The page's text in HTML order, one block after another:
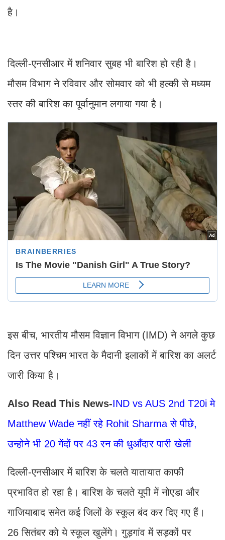
है।
दिल्ली-एनसीआर में शनिवार सुबह भी बारिश हो रही है।
मौसम विभाग ने रविवार और सोमवार को भी हल्की से मध्यम
स्तर की बारिश का पूर्वानुमान लगाया गया है।
इस बीच, भारतीय मौसम विज्ञान विभाग (IMD) ने अगले कुछ
दिन उत्तर पश्चिम भारत के मैदानी इलाकों में बारिश का अलर्ट
जारी किया है।
Also Read This News-IND vs AUS 2nd T20i मे
Matthew Wade नहीं रहे Rohit Sharma से पीछे,
उन्होने भी 20 गेंदों पर 43 रन की धुआँदार पारी खेली
दिल्ली-एनसीआर में बारिश के चलते यातायात काफी
प्रभावित हो रहा है। बारिश के चलते यूपी में नोएडा और
गाजियाबाद समेत कई जिलों के स्कूल बंद कर दिए गए हैं।
26 सितंबर को ये स्कूल खुलेंगे। गुड़गांव में सड़कों पर